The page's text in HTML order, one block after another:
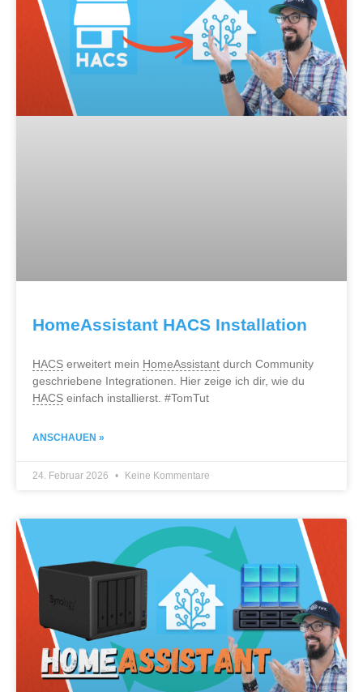
HomeAssistant HACS Installation
HACS erweitert mein HomeAssistant durch Community
geschriebene Integrationen. Hier zeige ich dir, wie du
HACS einfach installierst. #TomTut
ANSCHAUEN »
24. Februar 2026 Keine Kommentare